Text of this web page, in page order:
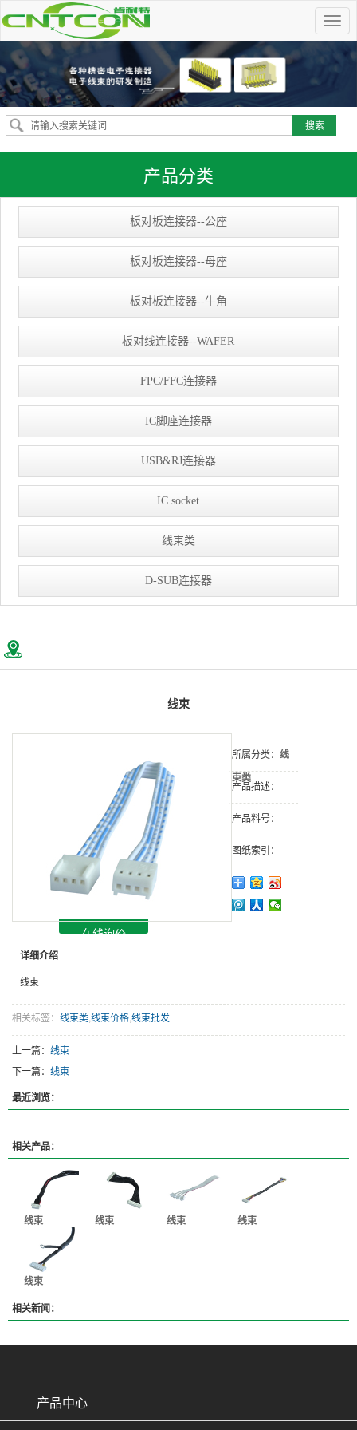
产品分类
板对板连接器--公座
板对板连接器--母座
板对板连接器--牛角
板对线连接器--WAFER
FPC/FFC连接器
IC脚座连接器
USB&RJ连接器
IC socket
线束类
D-SUB连接器
线束
所属分类： 线
束类
产品描述：
产品料号：
图纸索引：
在线询价
详细介绍
线束
相关标签： 线束类线束价格线束批发
上一篇： 线束
下一篇： 线束
最近浏览：
相关产品：
线束 线束 线束 线束
线束
相关新闻：
产品中心